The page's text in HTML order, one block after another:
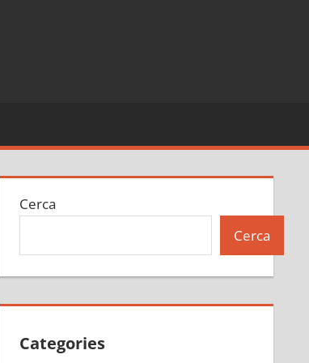
Cerca
Cerca
Categories